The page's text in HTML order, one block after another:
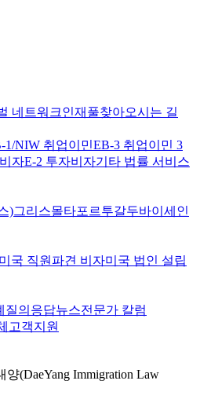
네트워크인재풀찾아오시는 길
1/NIW 취업이민EB-3 취업이민 3
자E-2 투자비자기타 법률 서비스
)그리스몰타포르투갈두바이 세인
국 직원파견 비자미국 법인 설립
질의응답뉴스전문가 칼럼
고객지원
(DaeYang Immigration Law